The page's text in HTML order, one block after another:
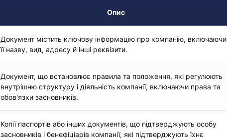
Опис
Документ містить ключову інформацію про компанію, включаючи
її назву, вид, адресу й інші реквізити.
Документ, що встановлює правила та положення, які регулюють
внутрішню структуру і діяльність компанії, включаючи права та
обов'язки засновників.
Копії паспортів або інших документів, що підтверджують особу
засновників і бенефіціарів компанії, які підтверджують їхнє